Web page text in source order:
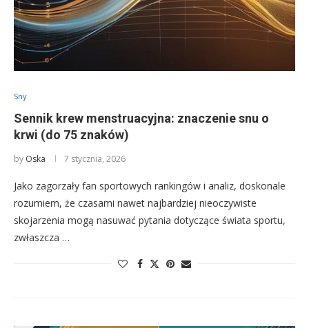
Sny
Sennik krew menstruacyjna: znaczenie snu o
krwi (do 75 znaków)
by Oska 7 stycznia, 2026
Jako zagorzały fan sportowych rankingów i analiz, doskonale
rozumiem, że czasami nawet najbardziej nieoczywiste
skojarzenia mogą nasuwać pytania dotyczące świata sportu,
zwłaszcza …